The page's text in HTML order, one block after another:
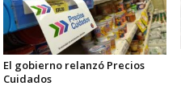
El gobierno relanzó Precios
Cuidados